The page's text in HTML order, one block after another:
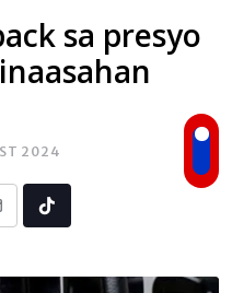
sa presyo
2024
Tiktok